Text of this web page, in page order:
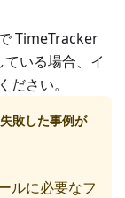
TimeTracker
いる場合、イ
さい。
敗した事例が
ルに必要なフ